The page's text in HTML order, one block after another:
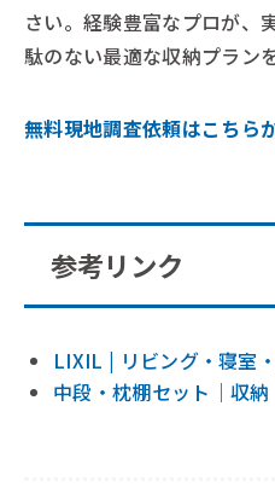
さい。経験豊富なプロが、
駄のない最適な収納プラン
無料現地調査依頼はこちら
参考リンク
LIXIL | リビング・寝室
中段・枕棚セット｜収